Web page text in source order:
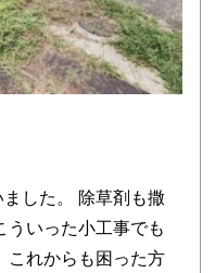
した。 除草剤も撒
ういった小工事でも
これからも困った方